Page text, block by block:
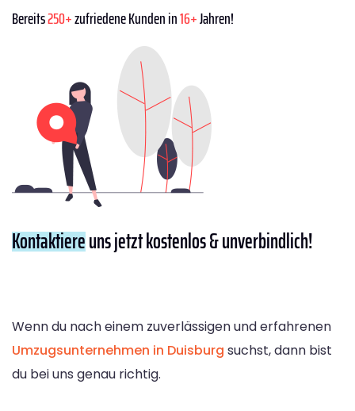
Bereits250+zufriedene Kunden in16+Jahren!
Kontaktiereuns jetzt kostenlos & unverbindlich!
Wenn du nach einem zuverlässigen und erfahrenen
Umzugsunternehmen in Duisburg suchst, dann bist
du bei uns genau richtig.